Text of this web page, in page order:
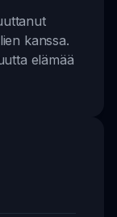
kanssa.
elämää